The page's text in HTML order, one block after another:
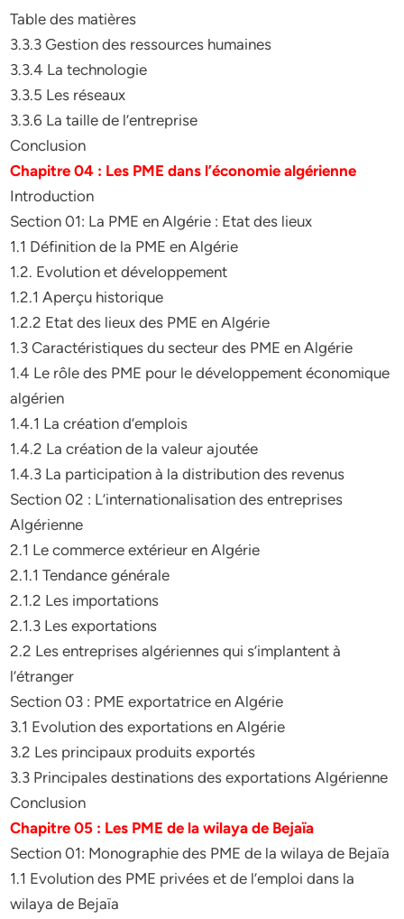
Table des matières
3.3.3 Gestion des ressources humaines
3.3.4 La technologie
3.3.5 Les réseaux
3.3.6 La taille de l’entreprise
Conclusion
Chapitre 04 : Les PME dans l’économie algérienne
Introduction
Section 01: La PME en Algérie : Etat des lieux
1.1 Définition de la PME en Algérie
1.2. Evolution et développement
1.2.1 Aperçu historique
1.2.2 Etat des lieux des PME en Algérie
1.3 Caractéristiques du secteur des PME en Algérie
1.4 Le rôle des PME pour le développement économique
algérien
1.4.1 La création d’emplois
1.4.2 La création de la valeur ajoutée
1.4.3 La participation à la distribution des revenus
Section 02 : L’internationalisation des entreprises
Algérienne
2.1 Le commerce extérieur en Algérie
2.1.1 Tendance générale
2.1.2 Les importations
2.1.3 Les exportations
2.2 Les entreprises algériennes qui s’implantent à
l’étranger
Section 03 : PME exportatrice en Algérie
3.1 Evolution des exportations en Algérie
3.2 Les principaux produits exportés
3.3 Principales destinations des exportations Algérienne
Conclusion
Chapitre 05 : Les PME de la wilaya de Bejaïa
Section 01: Monographie des PME de la wilaya de Bejaïa
1.1 Evolution des PME privées et de l’emploi dans la
wilaya de Bejaïa